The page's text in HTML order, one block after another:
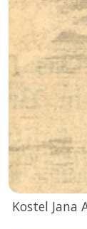
Kostel Jana